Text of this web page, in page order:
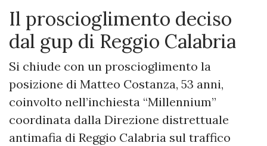
Il proscioglimento deciso
dal gup di Reggio Calabria
Si chiude con un proscioglimento la
posizione di Matteo Costanza, 53 anni,
coinvolto nell’inchiesta “Millennium”
coordinata dalla Direzione distrettuale
antimafia di Reggio Calabria sul traffico